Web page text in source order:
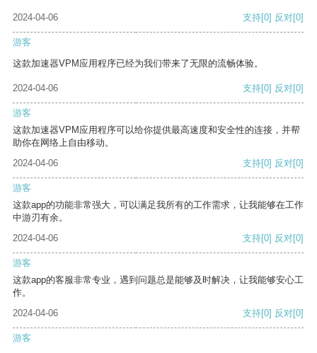
2024-04-06 支持[0] 反对[0]
游客
这款加速器VPM应用程序已经为我们带来了无限的流畅体验。
2024-04-06 支持[0] 反对[0]
游客
这款加速器VPM应用程序可以给你提供最高速度和安全性的连接，并帮
助你在网络上自由移动。
2024-04-06
支持[0] 反对[0]
游客
这款app的功能非常强大，可以满足我所有的工作需求，让我能够在工作
中游刃有余。
2024-04-06
支持[0] 反对[0]
游客
这款app的客服非常专业，遇到问题总是能够及时解决，让我能够安心工
作。
2024-04-06
支持[0] 反对[0]
游客